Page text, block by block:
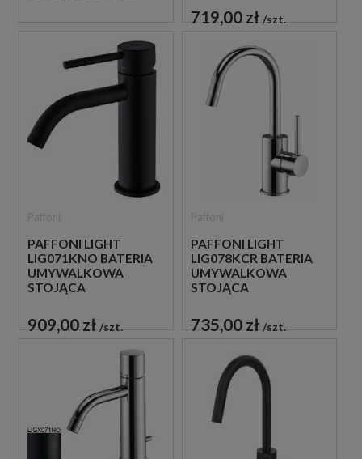
CZARNA
719,00 zł szt.
PAFFONI LIGHT
LIG071KNO BATERIA
UMYWALKOWA
STOJĄCA
CZARNA
909,00 zł szt.
PAFFONI LIGHT
LIG078KCR BATERIA
UMYWALKOWA
STOJĄCA
CHROM
735,00 zł szt.